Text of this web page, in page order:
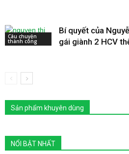
Câu chuyện
thành công
Bí quyết của
gái giành 2 HCV
Sản phẩm khuyên dùng
NỔI BẬT NHẤT